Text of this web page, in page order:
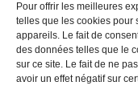
Pour offrir les meilleures
telles que les cookies pour
appareils. Le fait de
des données telles que le
sur ce site. Le fait de ne
avoir un effet négatif sur